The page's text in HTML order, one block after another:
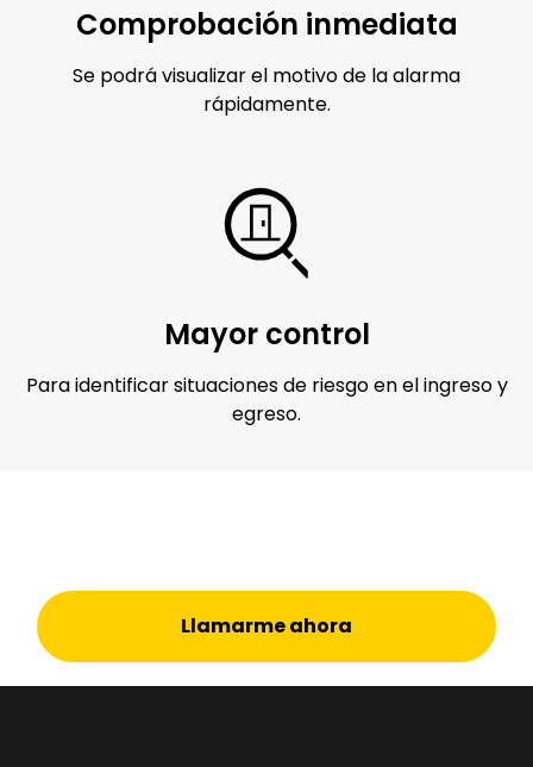
Comprobación inmediata
Se podrá visualizar el motivo de la alarma
rápidamente.
Mayor control
Para identificar situaciones de riesgo en el ingreso y
egreso.
Llamarme ahora